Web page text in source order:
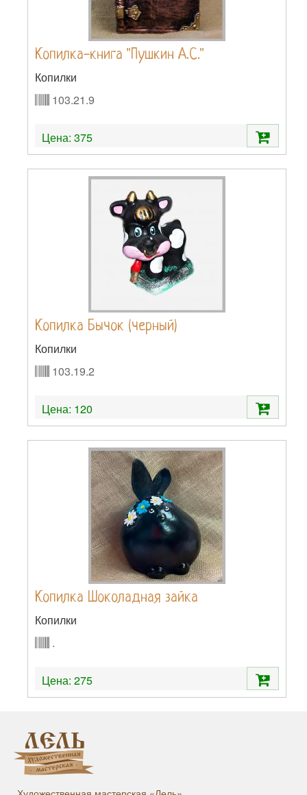
Копилка-книга "Пушкин А.С."
Копилки
103.21.9
Цена: 375
Копилка Бычок (черный)
Копилки
103.19.2
Цена: 120
Копилка Шоколадная зайка
Копилки
.
Цена: 275